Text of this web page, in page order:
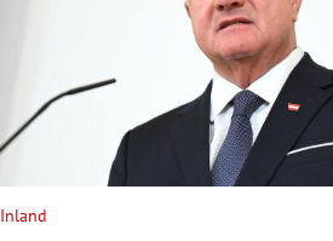
Inland